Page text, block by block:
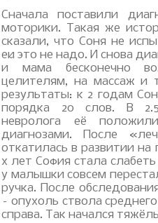
Сначала поставили
моторики. Такая же
сказали, что Соня не
ей это не надо. И снова
и мама бесконечно
целителям, на массаж и
результаты: к 2 годам
порядка 20 слов. В
невролога её
диагнозами. После
откатилась в развитии на
х лет София стала
у малышки совсем
ручка. После
– опухоль ствола
справа. Так начался